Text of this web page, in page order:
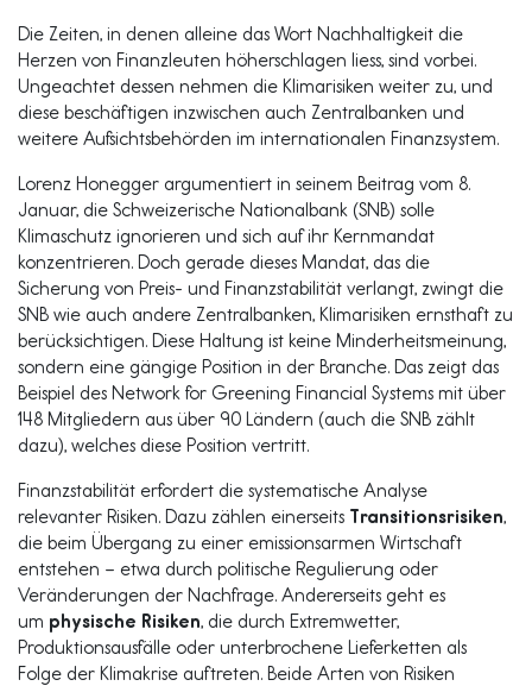
Die Zeiten, in denen alleine das Wort Nachhaltigkeit die
Herzen von Finanzleuten höherschlagen liess, sind vorbei.
Ungeachtet dessen nehmen die Klimarisiken weiter zu, und
diese beschäftigen inzwischen auch Zentralbanken und
weitere Aufsichtsbehörden im internationalen Finanzsystem.
Lorenz Honegger argumentiert in seinem Beitrag vom 8.
Januar, die Schweizerische Nationalbank (SNB) solle
Klimaschutz ignorieren und sich auf ihr Kernmandat
konzentrieren. Doch gerade dieses Mandat, das die
Sicherung von Preis- und Finanzstabilität verlangt, zwingt die
SNB wie auch andere Zentralbanken, Klimarisiken ernsthaft zu
berücksichtigen. Diese Haltung ist keine Minderheitsmeinung,
sondern eine gängige Position in der Branche. Das zeigt das
Beispiel des Network for Greening Financial Systems mit über
148 Mitgliedern aus über 90 Ländern (auch die SNB zählt
dazu), welches diese Position vertritt.
Finanzstabilität erfordert die systematische Analyse
relevanter Risiken. Dazu zählen einerseits Transitionsrisiken,
die beim Übergang zu einer emissionsarmen Wirtschaft
entstehen – etwa durch politische Regulierung oder
Veränderungen der Nachfrage. Andererseits geht es
um physische Risiken, die durch Extremwetter,
Produktionsausfälle oder unterbrochene Lieferketten als
Folge der Klimakrise auftreten. Beide Arten von Risiken